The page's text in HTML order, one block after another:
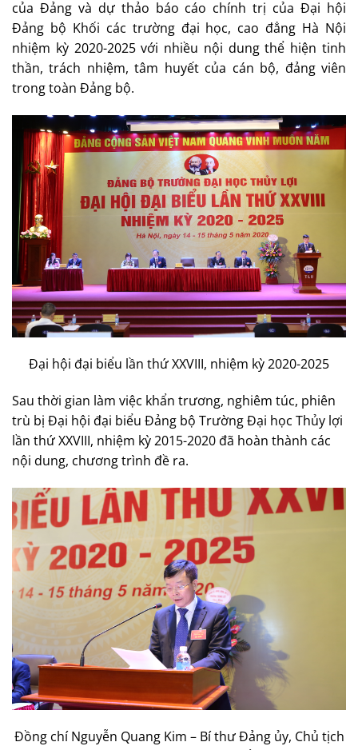
của Đảng và dự thảo báo cáo chính trị của Đại hội
Đảng bộ Khối các trường đại học, cao đẳng Hà Nội
nhiệm kỳ 2020-2025 với nhiều nội dung thể hiện tinh
thần, trách nhiệm, tâm huyết của cán bộ, đảng viên
trong toàn Đảng bộ.
Đại hội đại biểu lần thứ XXVIII, nhiệm kỳ 2020-2025
Sau thời gian làm việc khẩn trương, nghiêm túc, phiên
trù bị Đại hội đại biểu Đảng bộ Trường Đại học Thủy lợi
lần thứ XXVIII, nhiệm kỳ 2015-2020 đã hoàn thành các
nội dung, chương trình đề ra.
Đồng chí Nguyễn Quang Kim – Bí thư Đảng ủy, Chủ tịch